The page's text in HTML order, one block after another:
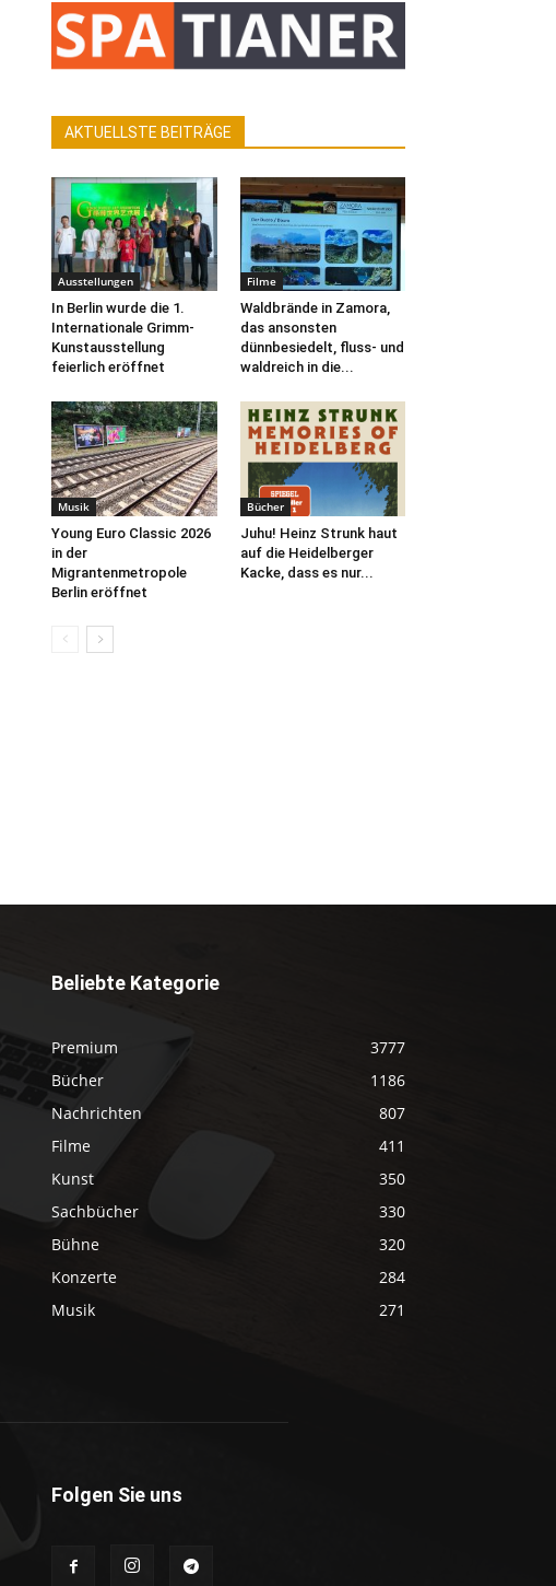
AKTUELLSTE BEITRÄGE
Ausstellungen
In Berlin wurde die 1.
Internationale Grimm-
Kunstausstellung
feierlich eröffnet
Filme
Waldbrände in Zamora,
das ansonsten
dünnbesiedelt, fluss- und
waldreich in die...
Musik
Young Euro Classic 2026
in der
Migrantenmetropole
Berlin eröffnet
Bücher
Juhu! Heinz Strunk haut
auf die Heidelberger
Kacke, dass es nur...
Beliebte Kategorie
Premium
3777
Bücher
1186
Nachrichten
807
Filme
411
Kunst
350
Sachbücher
330
Bühne
320
Konzerte
284
Musik
271
Folgen Sie uns